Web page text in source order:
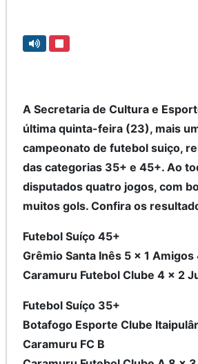
A Secretaria de Cultura e
última quinta-feira (23), mais
campeonato de futebol suiço,
das categorias 35+ e 45+. Ao
disputados quatro jogos, com
muitos gols. Confira os
Futebol Suíço 45+
Grêmio Santa Inês 5 x 1 Amigos
Caramuru Futebol Clube 4 x 2
Futebol Suíço 35+
Botafogo Esporte Clube
Caramuru FC B